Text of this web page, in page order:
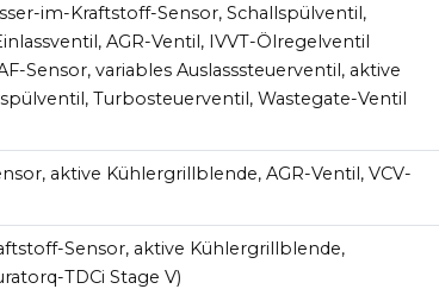
im-Kraftstoff-Sensor, Schallspülventil,
AGR-Ventil, IVVT-Ölregelventil
Sensor, variables Auslasssteuerventil, aktive
Turbosteuerventil, Wastegate-Ventil
aktive Kühlergrillblende, AGR-Ventil, VCV-
Sensor, aktive Kühlergrillblende,
TDCi Stage V)